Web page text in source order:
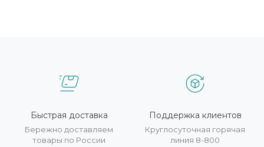
Быстрая доставка
Бережно доставляем
товары по России
Поддержка клиентов
Круглосуточная горячая
линия 8-800